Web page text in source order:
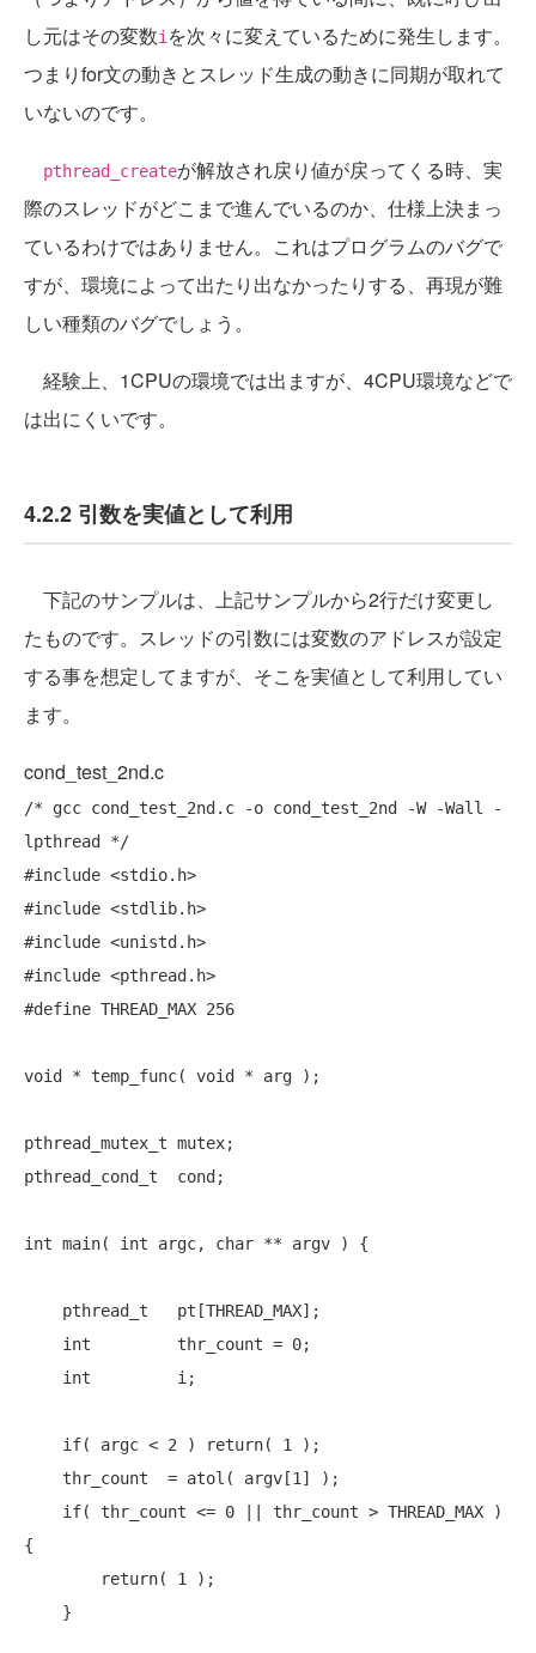
し元はその変数iを次々に変えているために発生します。
つまりfor文の動きとスレッド生成の動きに同期が取れて
いないのです。
pthread_createが解放され戻り値が戻ってくる時、実
際のスレッドがどこまで進んでいるのか、仕様上決まっ
ているわけではありません。これはプログラムのバグで
すが、環境によって出たり出なかったりする、再現が難
しい種類のバグでしょう。
経験上、1CPUの環境では出ますが、4CPU環境などで
は出にくいです。
4.2.2 引数を実値として利用
下記のサンプルは、上記サンプルから2行だけ変更し
たものです。スレッドの引数には変数のアドレスが設定
する事を想定してますが、そこを実値として利用してい
ます。
cond_test_2nd.c
/* gcc cond_test_2nd.c -o cond_test_2nd -W -Wall -
lpthread */
#include
#include
#include
#include
#define THREAD_MAX 256
void * temp_func( void * arg );
pthread_mutex_t mutex;
pthread_cond_t  cond;
int main( int argc, char ** argv ) {
int
         thr_count = 0;
int
         i;
if( argc < 2 ) return( 1 );
if( thr_count <= 0 || thr_count > THREAD_MAX )
{
return( 1 );